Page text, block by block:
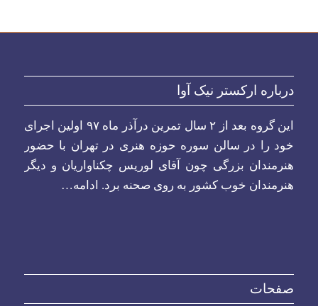
درباره ارکستر نیک آوا
این گروه بعد از ۲ سال تمرین درآذر ماه ۹۷ اولین اجرای
خود را در سالن سوره حوزه هنری در تهران با حضور
هنرمندان بزرگی چون آقای لوریس چکناواریان و دیگر
هنرمندان خوب کشور به روی صحنه برد. ادامه…
صفحات